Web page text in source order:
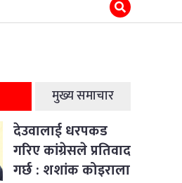
मुख्य समाचार
देउवालाई धरपकड
गरिए कांग्रेसले प्रतिवाद
गर्छ : शशांक कोइराला